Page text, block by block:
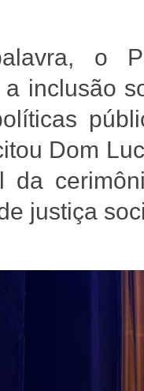
o
inclusão
Dom
da
justiça